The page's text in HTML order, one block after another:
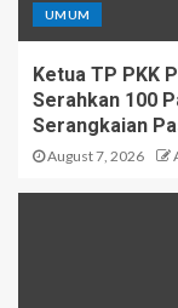
UMUM
Ketua TP PKK
Serahkan 100
Serangkaian
August 7, 2026